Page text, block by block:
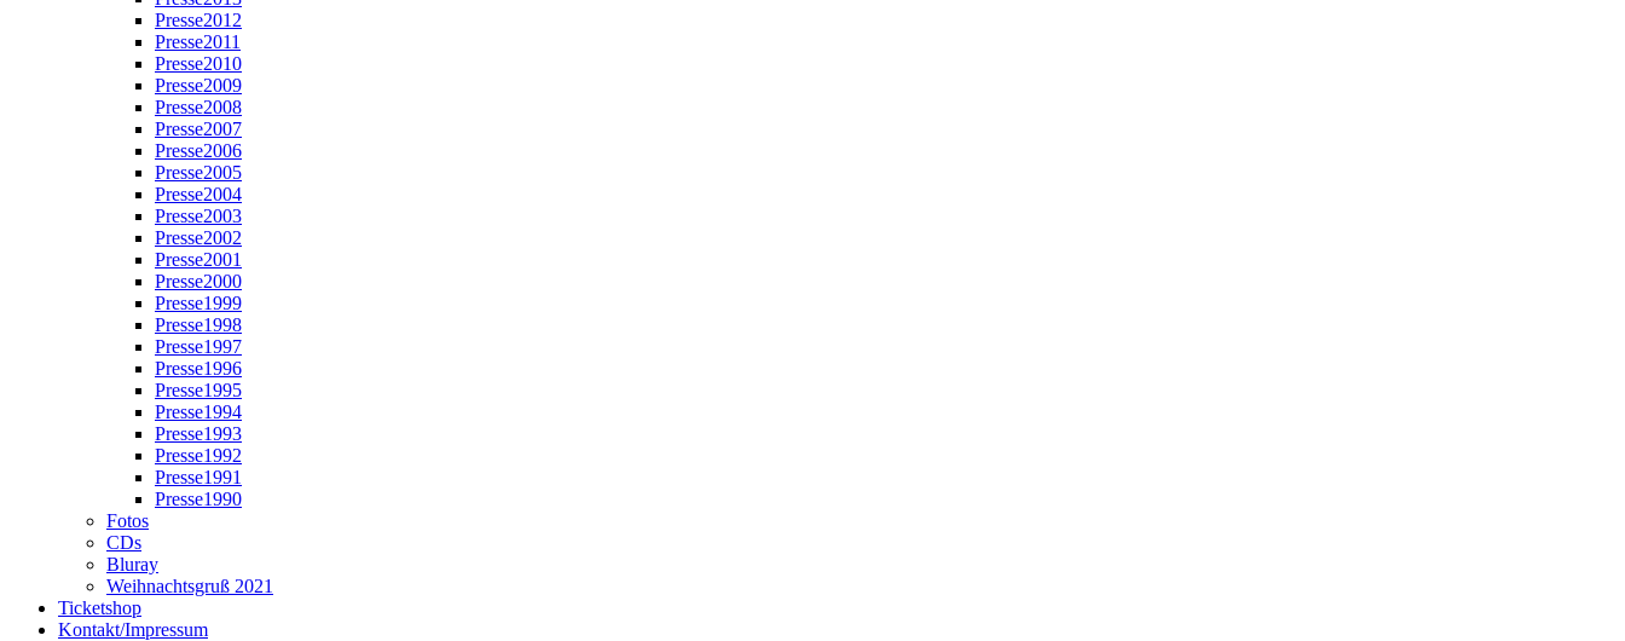
Presse2012
Presse2011
Presse2010
Presse2009
Presse2008
Presse2007
Presse2006
Presse2005
Presse2004
Presse2003
Presse2002
Presse2001
Presse2000
Presse1999
Presse1998
Presse1997
Presse1996
Presse1995
Presse1994
Presse1993
Presse1992
Presse1991
Presse1990
Fotos
CDs
Bluray
Weihnachtsgruß 2021
Ticketshop
Kontakt/Impressum